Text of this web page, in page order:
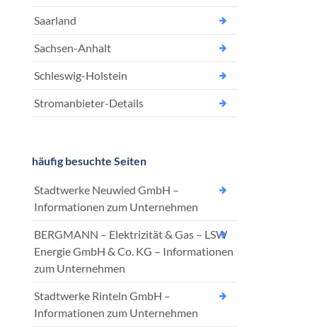
Saarland
Sachsen-Anhalt
Schleswig-Holstein
Stromanbieter-Details
häufig besuchte Seiten
Stadtwerke Neuwied GmbH –
Informationen zum Unternehmen
BERGMANN – Elektrizität & Gas – LSW
Energie GmbH & Co. KG – Informationen
zum Unternehmen
Stadtwerke Rinteln GmbH –
Informationen zum Unternehmen